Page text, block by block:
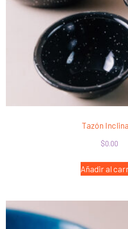
Tazón
$0.00
Añadir al